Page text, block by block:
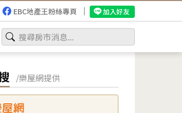
EBC地產王粉絲專頁 加入好友
/樂屋網提供